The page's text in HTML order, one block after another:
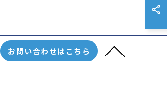
お問い合わせはこちら